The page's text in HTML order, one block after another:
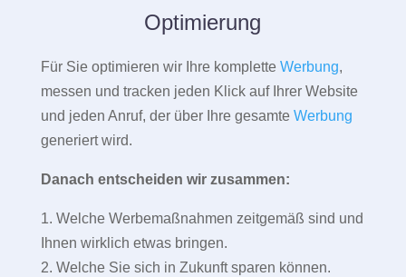
Optimierung
Für Sie optimieren wir Ihre komplette Werbung,
messen und tracken jeden Klick auf Ihrer Website
und jeden Anruf, der über Ihre gesamte Werbung
generiert wird.
Danach entscheiden wir zusammen:
1. Welche Werbemaßnahmen zeitgemäß sind und
Ihnen wirklich etwas bringen.
2. Welche Sie sich in Zukunft sparen können.